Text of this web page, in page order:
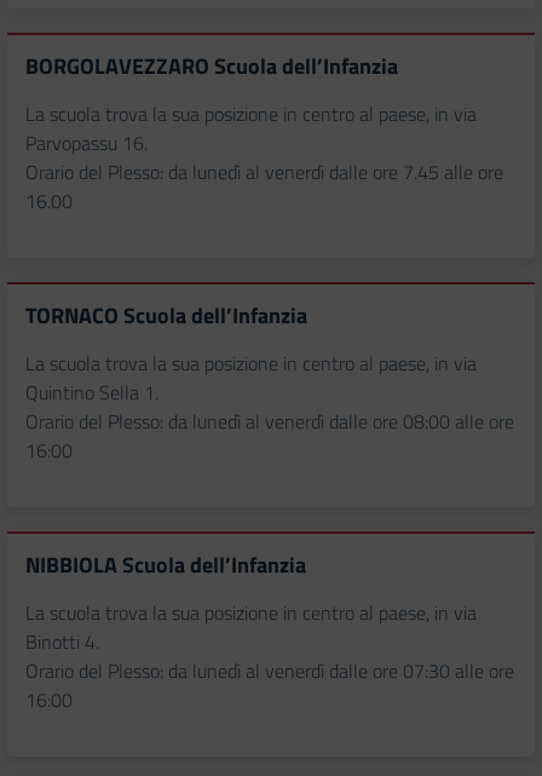
BORGOLAVEZZARO Scuola dell’Infanzia
La scuola trova la sua posizione in centro al paese, in via
Parvopassu 16.
Orario del Plesso: da lunedì al venerdì dalle ore 7.45 alle ore
16.00
TORNACO Scuola dell’Infanzia
La scuola trova la sua posizione in centro al paese, in via
Quintino Sella 1.
Orario del Plesso: da lunedì al venerdì dalle ore 08:00 alle ore
16:00
NIBBIOLA Scuola dell’Infanzia
La scuola trova la sua posizione in centro al paese, in via
Binotti 4.
Orario del Plesso: da lunedì al venerdì dalle ore 07:30 alle ore
16:00